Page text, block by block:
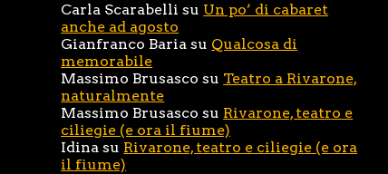
Carla Scarabelli su Un po’ di cabaret
anche ad agosto
Gianfranco Baria su Qualcosa di
memorabile
Massimo Brusasco su Teatro a Rivarone,
naturalmente
Massimo Brusasco su Rivarone, teatro e
ciliegie (e ora il fiume)
Idina su Rivarone, teatro e ciliegie (e ora
il fiume)